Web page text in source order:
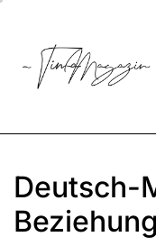
content
Deutsch-